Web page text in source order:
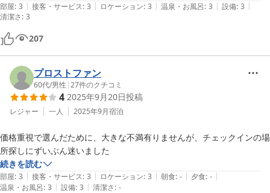
部屋: 3 | 接客・サービス: 3 | ロケーション: 3 | 温泉・お風呂: 3 | 設備: 3 |
清潔さ: 3
207
プロストファン
60代/男性 |27件のクチコミ
4 2025年9月20日投稿
レジャー 一人 2025年9月宿泊
価格重視で選んだために、大きな不満有りませんが、チェックインの場
所探しにずいぶん迷いました
続きを読む
部屋: 3 | 接客・サービス: 3 | ロケーション: 3 | 朝食: - | 夕食: - |
温泉・お風呂: 3 | 設備: 3 | 清潔さ: -